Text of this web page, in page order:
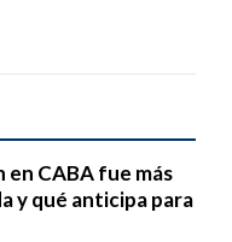
en CABA fue más
y qué anticipa para